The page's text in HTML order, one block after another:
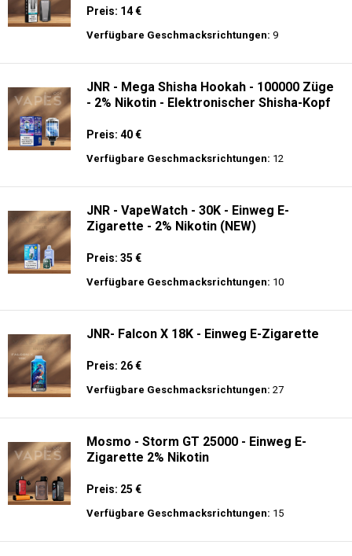
Preis: 14 €
Verfügbare Geschmacksrichtungen: 9
JNR - Mega Shisha Hookah - 100000 Züge
- 2% Nikotin - Elektronischer Shisha-Kopf
Preis: 40 €
Verfügbare Geschmacksrichtungen: 12
JNR - VapeWatch - 30K - Einweg E-
Zigarette - 2% Nikotin (NEW)
Preis: 35 €
Verfügbare Geschmacksrichtungen: 10
JNR- Falcon X 18K - Einweg E-Zigarette
Preis: 26 €
Verfügbare Geschmacksrichtungen: 27
Mosmo - Storm GT 25000 - Einweg E-
Zigarette 2% Nikotin
Preis: 25 €
Verfügbare Geschmacksrichtungen: 15